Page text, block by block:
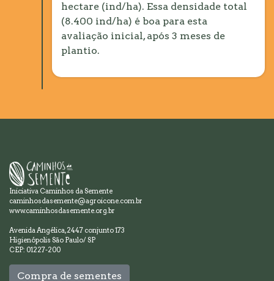
hectare (ind/ha). Essa densidade total
(8.400 ind/ha) é boa para esta
avaliação inicial, após 3 meses de
plantio.
Iniciativa Caminhos da Semente
caminhosdasemente@agroicone.com.br
www.caminhosdasemente.org.br
Avenida Angélica, 2447 conjunto 173
Higienópolis São Paulo/ SP
CEP: 01227-200
Compra de sementes